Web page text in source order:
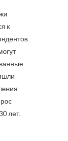
к
лет.